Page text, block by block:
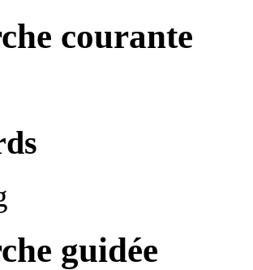
courante
guidée